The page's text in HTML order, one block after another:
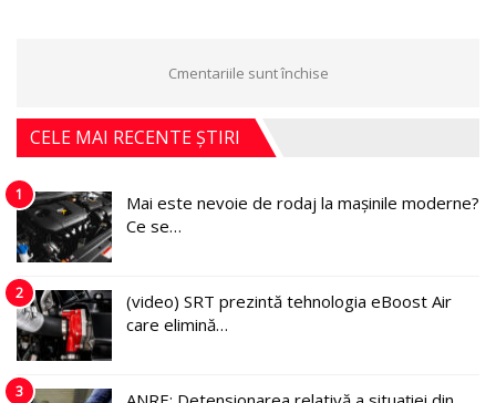
Cmentariile sunt închise
CELE MAI RECENTE ȘTIRI
1
Mai este nevoie de rodaj la mașinile moderne?
Ce se…
2
(video) SRT prezintă tehnologia eBoost Air
care elimină…
3